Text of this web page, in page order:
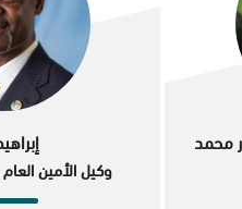
محمد
وكيل الأمين